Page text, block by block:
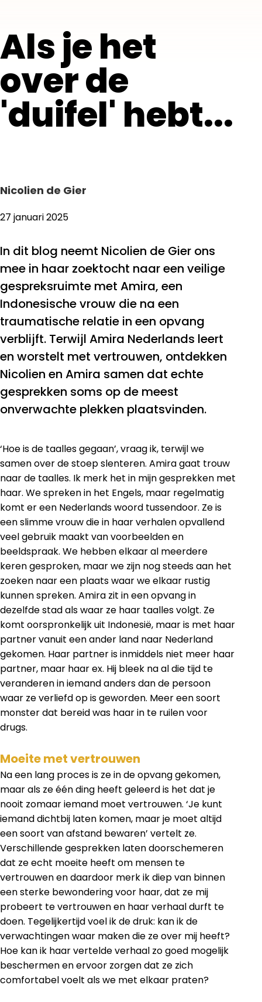
Als je het
over de
'duifel' hebt...
Nicolien de Gier
27 januari 2025
In dit blog neemt Nicolien de Gier ons
mee in haar zoektocht naar een veilige
gespreksruimte met Amira, een
Indonesische vrouw die na een
traumatische relatie in een opvang
verblijft. Terwijl Amira Nederlands leert
en worstelt met vertrouwen, ontdekken
Nicolien en Amira samen dat echte
gesprekken soms op de meest
onverwachte plekken plaatsvinden.
‘Hoe is de taalles gegaan’, vraag ik, terwijl we
samen over de stoep slenteren. Amira gaat trouw
naar de taalles. Ik merk het in mijn gesprekken met
haar. We spreken in het Engels, maar regelmatig
komt er een Nederlands woord tussendoor. Ze is
een slimme vrouw die in haar verhalen opvallend
veel gebruik maakt van voorbeelden en
beeldspraak. We hebben elkaar al meerdere
keren gesproken, maar we zijn nog steeds aan het
zoeken naar een plaats waar we elkaar rustig
kunnen spreken. Amira zit in een opvang in
dezelfde stad als waar ze haar taalles volgt. Ze
komt oorspronkelijk uit Indonesië, maar is met haar
partner vanuit een ander land naar Nederland
gekomen. Haar partner is inmiddels niet meer haar
partner, maar haar ex. Hij bleek na al die tijd te
veranderen in iemand anders dan de persoon
waar ze verliefd op is geworden. Meer een soort
monster dat bereid was haar in te ruilen voor
drugs.
Moeite met vertrouwen
Na een lang proces is ze in de opvang gekomen,
maar als ze één ding heeft geleerd is het dat je
nooit zomaar iemand moet vertrouwen. ‘Je kunt
iemand dichtbij laten komen, maar je moet altijd
een soort van afstand bewaren’ vertelt ze.
Verschillende gesprekken laten doorschemeren
dat ze echt moeite heeft om mensen te
vertrouwen en daardoor merk ik diep van binnen
een sterke bewondering voor haar, dat ze mij
probeert te vertrouwen en haar verhaal durft te
doen. Tegelijkertijd voel ik de druk: kan ik de
verwachtingen waar maken die ze over mij heeft?
Hoe kan ik haar vertelde verhaal zo goed mogelijk
beschermen en ervoor zorgen dat ze zich
comfortabel voelt als we met elkaar praten?